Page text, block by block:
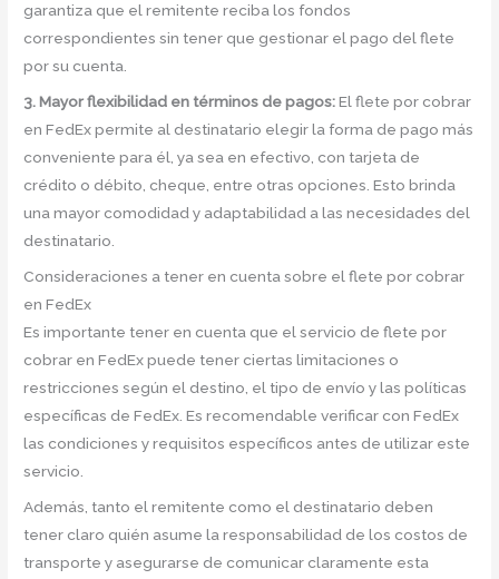
garantiza que el remitente reciba los fondos
correspondientes sin tener que gestionar el pago del flete
por su cuenta.
3. Mayor flexibilidad en términos de pagos:El flete por cobrar
en FedEx permite al destinatario elegir la forma de pago más
conveniente para él, ya sea en efectivo, con tarjeta de
crédito o débito, cheque, entre otras opciones. Esto brinda
una mayor comodidad y adaptabilidad a las necesidades del
destinatario.
Consideraciones a tener en cuenta sobre el flete por cobrar
en FedEx
Es importante tener en cuenta que el servicio de flete por
cobrar en FedEx puede tener ciertas limitaciones o
restricciones según el destino, el tipo de envío y las políticas
específicas de FedEx. Es recomendable verificar con FedEx
las condiciones y requisitos específicos antes de utilizar este
servicio.
Además, tanto el remitente como el destinatario deben
tener claro quién asume la responsabilidad de los costos de
transporte y asegurarse de comunicar claramente esta